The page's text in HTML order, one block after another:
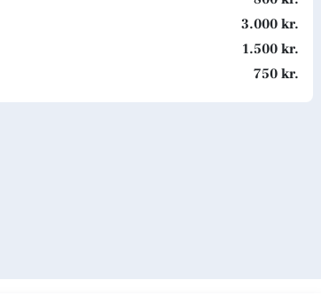
3.000 kr.
1.500 kr.
750 kr.